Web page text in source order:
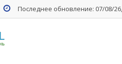
Последнее обновление: 07/08/